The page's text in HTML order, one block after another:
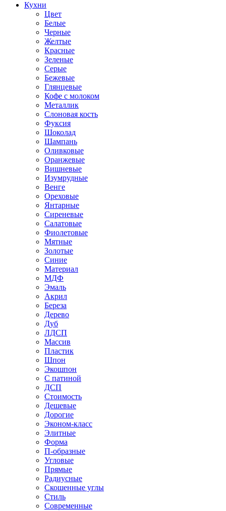
Кухни
Цвет
Белые
Черные
Желтые
Красные
Зеленые
Серые
Бежевые
Глянцевые
Кофе с молоком
Металлик
Слоновая кость
Фуксия
Шоколад
Шампань
Оливковые
Оранжевые
Вишневые
Изумрудные
Венге
Ореховые
Янтарные
Сиреневые
Салатовые
Фиолетовые
Мятные
Золотые
Синие
Материал
МДФ
Эмаль
Акрил
Береза
Дерево
Дуб
ЛДСП
Массив
Пластик
Шпон
Экошпон
С патиной
ДСП
Стоимость
Дешевые
Дорогие
Эконом-класс
Элитные
Форма
П-образные
Угловые
Прямые
Радиусные
Скошенные углы
Стиль
Современные